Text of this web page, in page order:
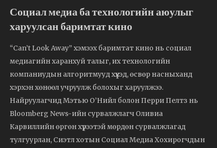
Социал медиа ба технологийн аюулыг
харуулсан баримтат кино
“Can’t Look Away” хэмээх баримтат кино нь социал
медиагийн харанхуй талыг, их технологийн
компаниудын алгоритмууд хүүхэд, өсвөр насныханд
хэрхэн хөнөөл учруулж болохыг харуулжээ.
Найруулагчид Мэтью О’Нийл болон Перри Пелтз нь
Bloomberg News-ийн сурвалжлагч Оливиа
Карвиллийн өргөн хүрээтэй мөрдөн сурвалжлагад
тулгуурлан, Сиэтл хотын Социал Медиа Хохирогчдын